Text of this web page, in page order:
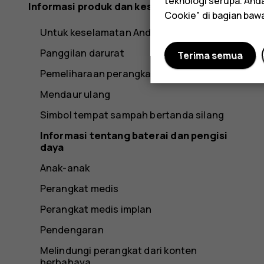
Informasi produk dan keselamatan
Untuk keselamatan Anda
Panggilan darurat
Pemeliharaan perangkat
Mendaur ulang
Simbol tempat sampah bertanda silang
Informasi tentang baterai dan pengisi
daya
Anak-anak
Perangkat medis
Perangkat medis implan
Pendengaran
Melindungi perangkat dari konten
Cookie" di bagian
Terima semua